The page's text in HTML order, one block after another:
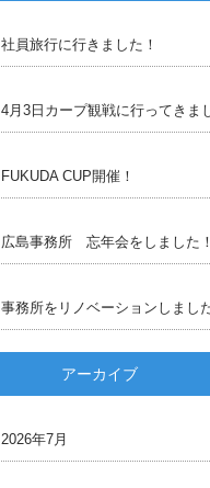
社員旅行に行きました！
FUKUDA CUP開催！
広島事務所 忘年会をしました！
アーカイブ
2026年7月